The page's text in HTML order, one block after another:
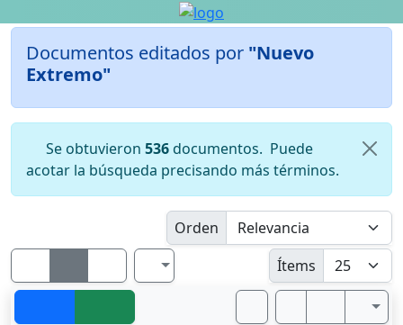
Documentos editados por "Nuevo
Extremo"
Se obtuvieron 536documentos. Puede
acotar la búsqueda precisando más términos.
Orden
Ítems